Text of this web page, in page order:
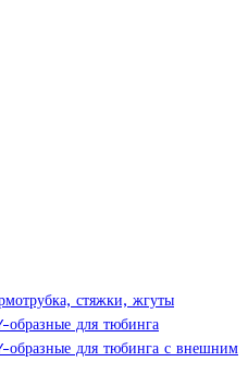
стяжки, жгуты
образные для тюбинга
образные для тюбинга с внешним